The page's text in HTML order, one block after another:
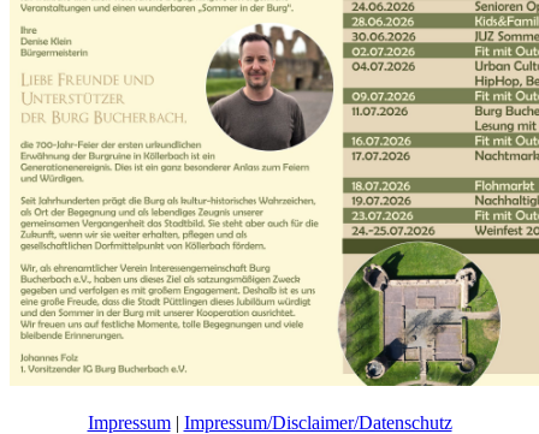
Impressum| Impressum/Disclaimer/Datenschutz